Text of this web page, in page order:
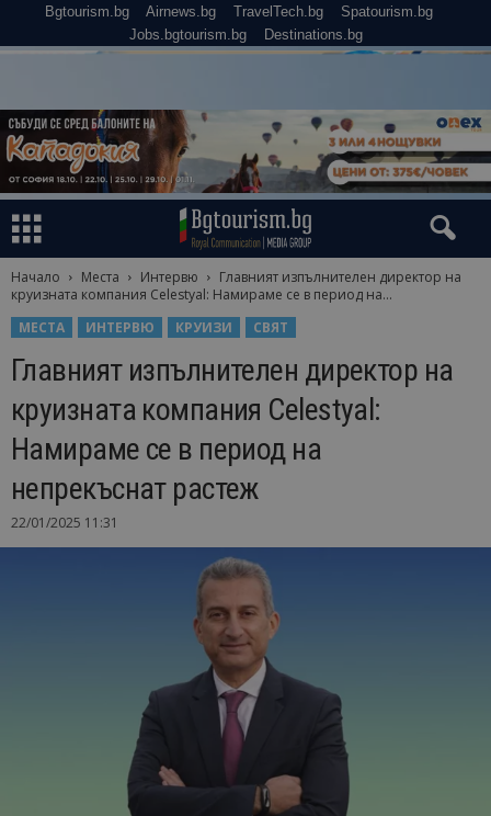
Bgtourism.bg Airnews.bg TravelTech.bg
Spatourism.bg
Jobs.bgtourism.bg
Destinations.bg
Начало Места Интервю
Главният изпълнителен директор на
круизната компания Celestyal: Намираме се в период на...
МЕСТА
ИНТЕРВЮ КРУИЗИ СВЯТ
Главният изпълнителен директор на
круизната компания Celestyal:
Намираме се в период на
непрекъснат растеж
22/01/2025 11:31